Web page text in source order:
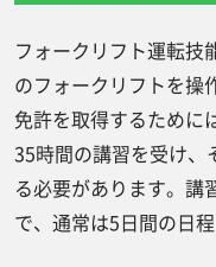
フォークリフト運転技
のフォークリフトを操
免許を取得するために
35時間の講習を受け、
る必要があります。講
で、通常は5日間の日